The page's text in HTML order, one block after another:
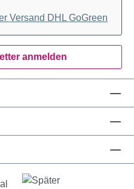
Versand DHL GoGreen
anmelden